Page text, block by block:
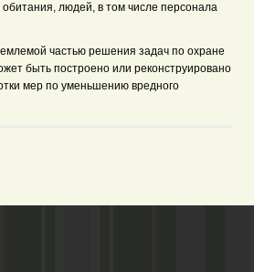
людей, в том числе персонала
частью решения задач по охране
быть построено или реконструировано
мер по уменьшению вредного